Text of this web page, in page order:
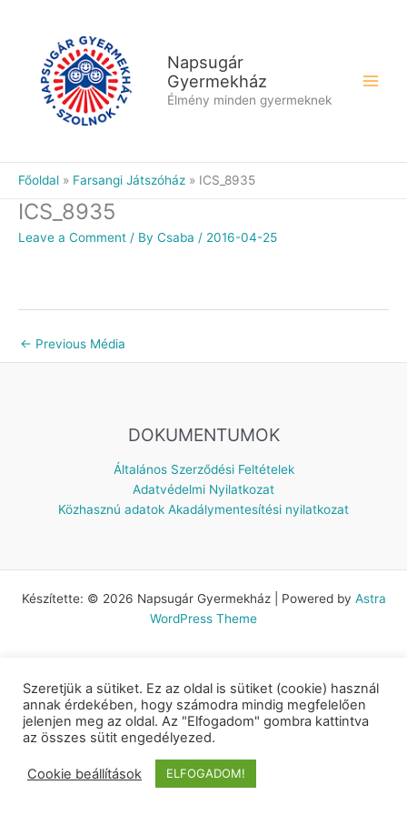
Napsugár
Gyermekház
Élmény minden gyermeknek
Főoldal Farsangi Játszóház ICS_8935
ICS_8935
Leave a Comment / By Csaba / 2016-04-25
← Previous Média
DOKUMENTUMOK
Általános Szerződési Feltételek
Adatvédelmi Nyilatkozat
Közhasznú adatok Akadálymentesítési nyilatkozat
Készítette: © 2026 Napsugár Gyermekház | Powered by Astra
WordPress Theme
Szeretjük a sütiket. Ez az oldal is sütiket (cookie) használ
annak érdekében, hogy számodra mindig megfelelően
jelenjen meg az oldal. Az "Elfogadom" gombra kattintva
az összes sütit engedélyezed.
Cookie beállítások ELFOGADOM!